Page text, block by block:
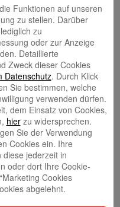
Filiale
Funktionen auf unseren
zu stellen. Darüber
zu
oder zur Anzeige
Detaillierte
Zweck dieser Cookies
Datenschutz. Durch Klick
Sie bestimmen, welche
verwenden dürfen.
dem Einsatz von Cookies,
hierzu widersprechen.
Sie der Verwendung
Cookies ein. Ihre
diese jederzeit in
oder dort Ihre Cookie-
Cookies
abgelehnt.